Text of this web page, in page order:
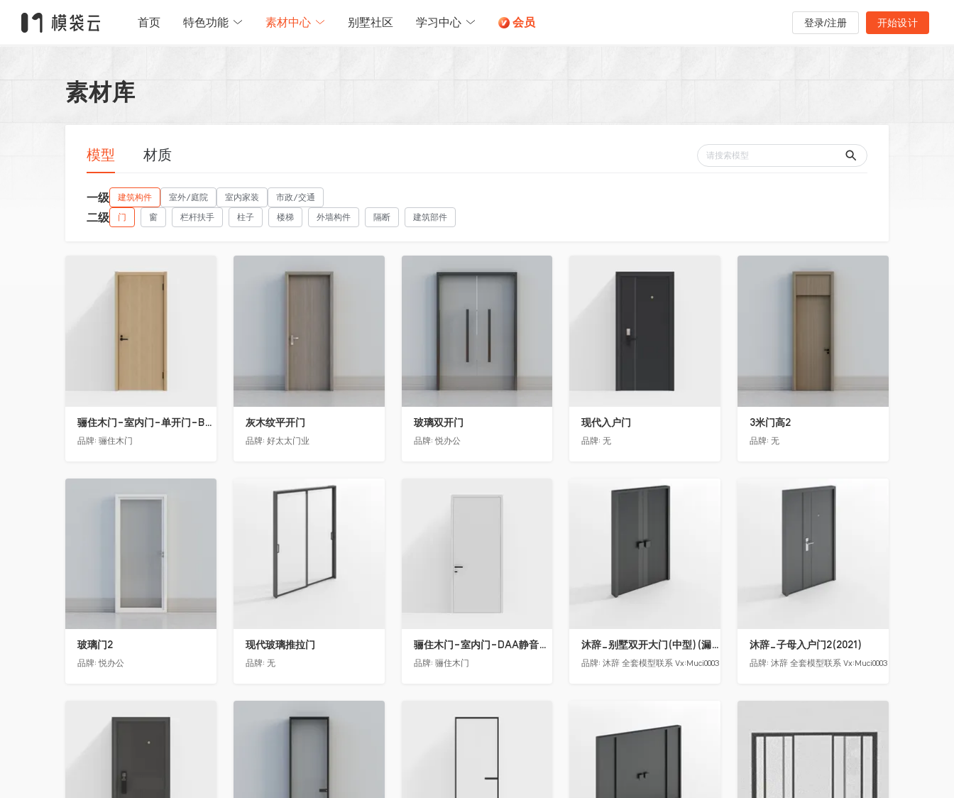
首页 特色功能 素材中心 别墅社区 学习中心 会员 登录/注册 开始设计
素材库
模型 材质
一级 建筑构件 室外/庭院 室内家装 市政/交通
二级 门 窗 栏杆扶手 柱子 楼梯 外墙构件 隔断 建筑部件
收藏
骊住木门-室内门-单开门-BFA-PP麦芽黄色
品牌: 骊住木门
收藏
灰木纹平开门
品牌: 好太太门业
收藏
玻璃双开门
品牌:悦办公
收藏
现代入户门
品牌:无
收藏
3米门高2
品牌:无
收藏
玻璃门2
品牌:悦办公
收藏
现代玻璃推拉门
品牌: 无
收藏
骊住木门-室内门-DAA静音门-YY漆白色-方形把手
品牌: 骊住木门
沐辞_别墅双开大门(中型)(漏光加厚度)
品牌:沐辞 全套模型联系 Vx:Muci0003
沐辞_子母入户门2(2021)
品牌:沐辞 全套模型联系 Vx:Muci0003
收藏 收藏